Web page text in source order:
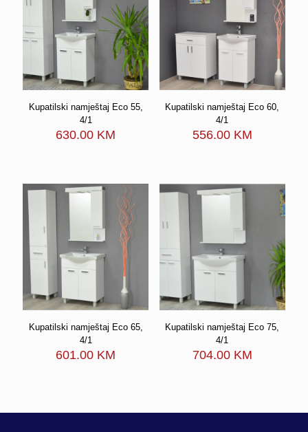
Kupatilski namještaj Eco 55,
4/1
630.00 KM
Kupatilski namještaj Eco 60,
4/1
556.00 KM
Kupatilski namještaj Eco 65,
4/1
601.00 KM
Kupatilski namještaj Eco 75,
4/1
704.00 KM